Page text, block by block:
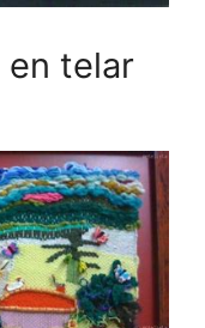
en telar